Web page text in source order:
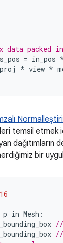
data packed
= in_pos *
proj * view *
temsil etmek
dağıtımların
bir
16
p in Mesh :
//
//